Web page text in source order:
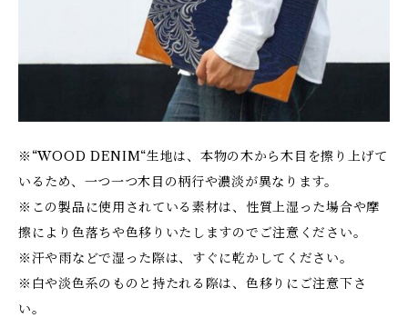
※“WOOD DENIM“生地は、本物の木から木目を擦り上げて
いるため、一つ一つ木目の柄行や濃淡が異なります。
※この製品に使用されている素材は、性質上湿った場合や摩
擦により色落ちや色移りいたしますのでご注意ください。
※汗や雨などで湿った際は、すぐに乾かしてください。
※白や淡色系のものと持たれる際は、色移りにご注意下さ
い。